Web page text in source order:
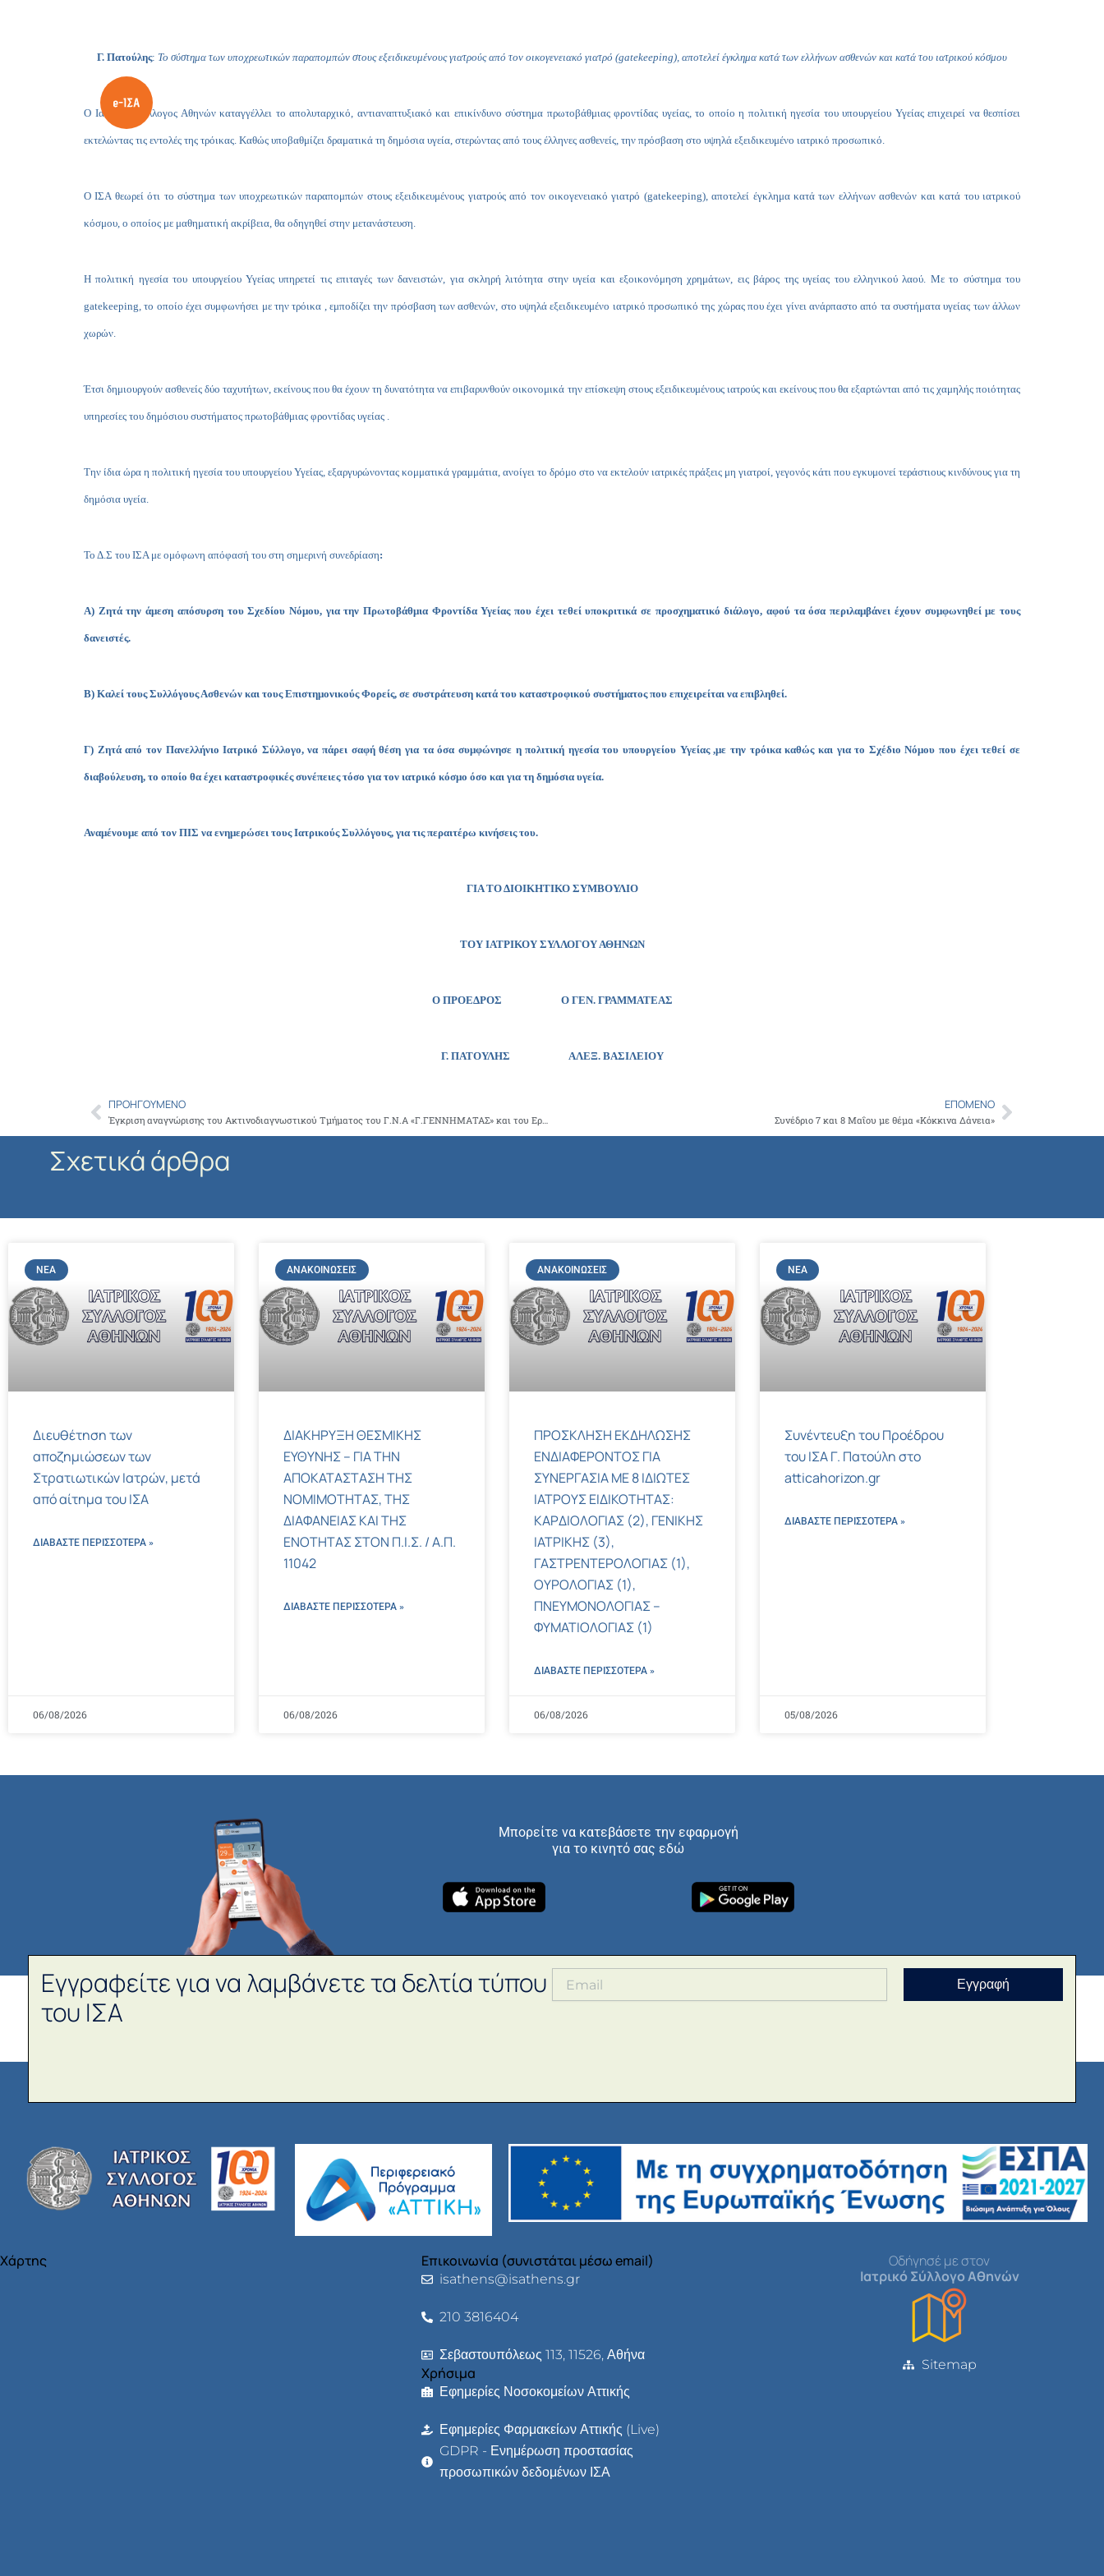
Γ. Πατούλης: Το σύστημα των υποχρεωτικών παραπομπών στους εξειδικευμένους γιατρούς από τον οικογενειακό γιατρό (gatekeeping), αποτελεί έγκλημα κατά των ελλήνων ασθενών και κατά του ιατρικού κόσμου
O Ιατρικός Σύλλογος Αθηνών καταγγέλλει το απολυταρχικό, αντιαναπτυξιακό και επικίνδυνο σύστημα πρωτοβάθμιας φροντίδας υγείας, το οποίο η πολιτική ηγεσία του υπουργείου Υγείας επιχειρεί να θεσπίσει
εκτελώντας τις εντολές της τρόικας. Καθώς υποβαθμίζει δραματικά τη δημόσια υγεία, στερώντας από τους έλληνες ασθενείς, την πρόσβαση στο υψηλά εξειδικευμένο ιατρικό προσωπικό.
Ο ΙΣΑ θεωρεί ότι το σύστημα των υποχρεωτικών παραπομπών στους εξειδικευμένους γιατρούς από τον οικογενειακό γιατρό (gatekeeping), αποτελεί έγκλημα κατά των ελλήνων ασθενών και κατά του ιατρικού
κόσμου, ο οποίος με μαθηματική ακρίβεια, θα οδηγηθεί στην μετανάστευση.
Η πολιτική ηγεσία του υπουργείου Υγείας υπηρετεί τις επιταγές των δανειστών, για σκληρή λιτότητα στην υγεία και εξοικονόμηση χρημάτων, εις βάρος της υγείας του ελληνικού λαού. Με το σύστημα του
gatekeeping, το οποίο έχει συμφωνήσει με την τρόικα , εμποδίζει την πρόσβαση των ασθενών, στο υψηλά εξειδικευμένο ιατρικό προσωπικό της χώρας που έχει γίνει ανάρπαστο από τα συστήματα υγείας των άλλων
χωρών.
Έτσι δημιουργούν ασθενείς δύο ταχυτήτων, εκείνους που θα έχουν τη δυνατότητα να επιβαρυνθούν οικονομικά την επίσκεψη στους εξειδικευμένους ιατρούς και εκείνους που θα εξαρτώνται από τις χαμηλής ποιότητας
υπηρεσίες του δημόσιου συστήματος πρωτοβάθμιας φροντίδας υγείας .
Την ίδια ώρα η πολιτική ηγεσία του υπουργείου Υγείας, εξαργυρώνοντας κομματικά γραμμάτια, ανοίγει το δρόμο στο να εκτελούν ιατρικές πράξεις μη γιατροί, γεγονός κάτι που εγκυμονεί τεράστιους κινδύνους για τη
δημόσια υγεία.
Το Δ.Σ του ΙΣΑ με ομόφωνη απόφασή του στη σημερινή συνεδρίαση:
Α) Ζητά την άμεση απόσυρση του Σχεδίου Νόμου, για την Πρωτοβάθμια Φροντίδα Υγείας που έχει τεθεί υποκριτικά σε προσχηματικό διάλογο, αφού τα όσα περιλαμβάνει έχουν συμφωνηθεί με τους
δανειστές.
Β) Καλεί τους Συλλόγους Ασθενών και τους Επιστημονικούς Φορείς, σε συστράτευση κατά του καταστροφικού συστήματος που επιχειρείται να επιβληθεί.
Γ) Ζητά από τον Πανελλήνιο Ιατρικό Σύλλογο, να πάρει σαφή θέση για τα όσα συμφώνησε η πολιτική ηγεσία του υπουργείου Υγείας ,με την τρόικα καθώς και για το Σχέδιο Νόμου που έχει τεθεί σε
διαβούλευση, το οποίο θα έχει καταστροφικές συνέπειες τόσο για τον ιατρικό κόσμο όσο και για τη δημόσια υγεία.
Αναμένουμε από τον ΠΙΣ να ενημερώσει τους Ιατρικούς Συλλόγους, για τις περαιτέρω κινήσεις του.
ΓΙΑ ΤΟ ΔΙΟΙΚΗΤΙΚΟ ΣΥΜΒΟΥΛΙΟ
ΤΟΥ ΙΑΤΡΙΚΟΥ ΣΥΛΛΟΓΟΥ ΑΘΗΝΩΝ
Ο ΠΡΟΕΔΡΟΣ Ο ΓΕΝ. ΓΡΑΜΜΑΤΕΑΣ
Γ. ΠΑΤΟΥΛΗΣ ΑΛΕΞ. ΒΑΣΙΛΕΙΟΥ
Prev
ΠΡΟΗΓΟΎΜΕΝΟ
Έγκριση αναγνώρισης του Ακτινοδιαγνωστικού Τμήματος του Γ.Ν.Α «Γ.ΓΕΝΝΗΜΑΤΑΣ» και του Εργαστηρίου Ιατρικής Απεικόνισης της Οργανικής Μονάδας της έδρας Ηράκλειο ΠΑ.Γ.Ν.Η. του ΠΑ.Γ.Ν.Η. –Γ.Ν. «ΒΕΝΙΖΕΛΕΙΟ», ως εκπαιδευτικά κέντρα πλήρους εξει
ΕΠΌΜΕΝΟ
Συνέδριο 7 και 8 Μαΐου με θέμα «Κόκκινα Δάνεια»Next
Σχετικά άρθρα
ΝΈΑ
Διευθέτηση των
αποζημιώσεων των
Στρατιωτικών Ιατρών, μετά
από αίτημα του ΙΣΑ
ΔΙΑΒΑΣΤΕ ΠΕΡΙΣΣΌΤΕΡΑ »
06/08/2026
ΑΝΑΚΟΙΝΏΣΕΙΣ
ΔΙΑΚΗΡΥΞΗ ΘΕΣΜΙΚΗΣ
ΕΥΘΥΝΗΣ – ΓΙΑ ΤΗΝ
ΑΠΟΚΑΤΑΣΤΑΣΗ ΤΗΣ
ΝΟΜΙΜΟΤΗΤΑΣ, ΤΗΣ
ΔΙΑΦΑΝΕΙΑΣ ΚΑΙ ΤΗΣ
ΕΝΟΤΗΤΑΣ ΣΤΟΝ Π.Ι.Σ. / Α.Π.
11042
ΔΙΑΒΑΣΤΕ ΠΕΡΙΣΣΌΤΕΡΑ »
06/08/2026
ΑΝΑΚΟΙΝΏΣΕΙΣ
ΠΡΟΣΚΛΗΣΗ ΕΚΔΗΛΩΣΗΣ
ΕΝΔΙΑΦΕΡΟΝΤΟΣ ΓΙΑ
ΣΥΝΕΡΓΑΣΙΑ ΜΕ 8 ΙΔΙΩΤΕΣ
ΙΑΤΡΟΥΣ ΕΙΔΙΚΟΤΗΤΑΣ:
ΚΑΡΔΙΟΛΟΓΙΑΣ (2), ΓΕΝΙΚΗΣ
ΙΑΤΡΙΚΗΣ (3),
ΓΑΣΤΡΕΝΤΕΡΟΛΟΓΙΑΣ (1),
ΟΥΡΟΛΟΓΙΑΣ (1),
ΠΝΕΥΜΟΝΟΛΟΓΙΑΣ –
ΦΥΜΑΤΙΟΛΟΓΙΑΣ (1)
ΔΙΑΒΑΣΤΕ ΠΕΡΙΣΣΌΤΕΡΑ »
06/08/2026
ΝΈΑ
Συνέντευξη του Προέδρου
του ΙΣΑ Γ. Πατούλη στο
atticahorizon.gr
ΔΙΑΒΑΣΤΕ ΠΕΡΙΣΣΌΤΕΡΑ »
05/08/2026
Μπορείτε να κατεβάσετε την εφαρμογή
για το κινητό σας εδώ
Εγγραφείτε για να λαμβάνετε τα δελτία τύπου
του ΙΣΑ
Εγγραφή
Χάρτης Επικοινωνία (συνιστάται μέσω email)
isathens@isathens.gr
210 3816404
Σεβαστουπόλεως 113, 11526, Αθήνα
Χρήσιμα
Εφημερίες Νοσοκομείων Αττικής
Εφημερίες Φαρμακείων Αττικής (Live)
GDPR - Ενημέρωση προστασίας
προσωπικών δεδομένων ΙΣΑ
Οδήγησέ με στον
Ιατρικό Σύλλογο Αθηνών
Sitemap